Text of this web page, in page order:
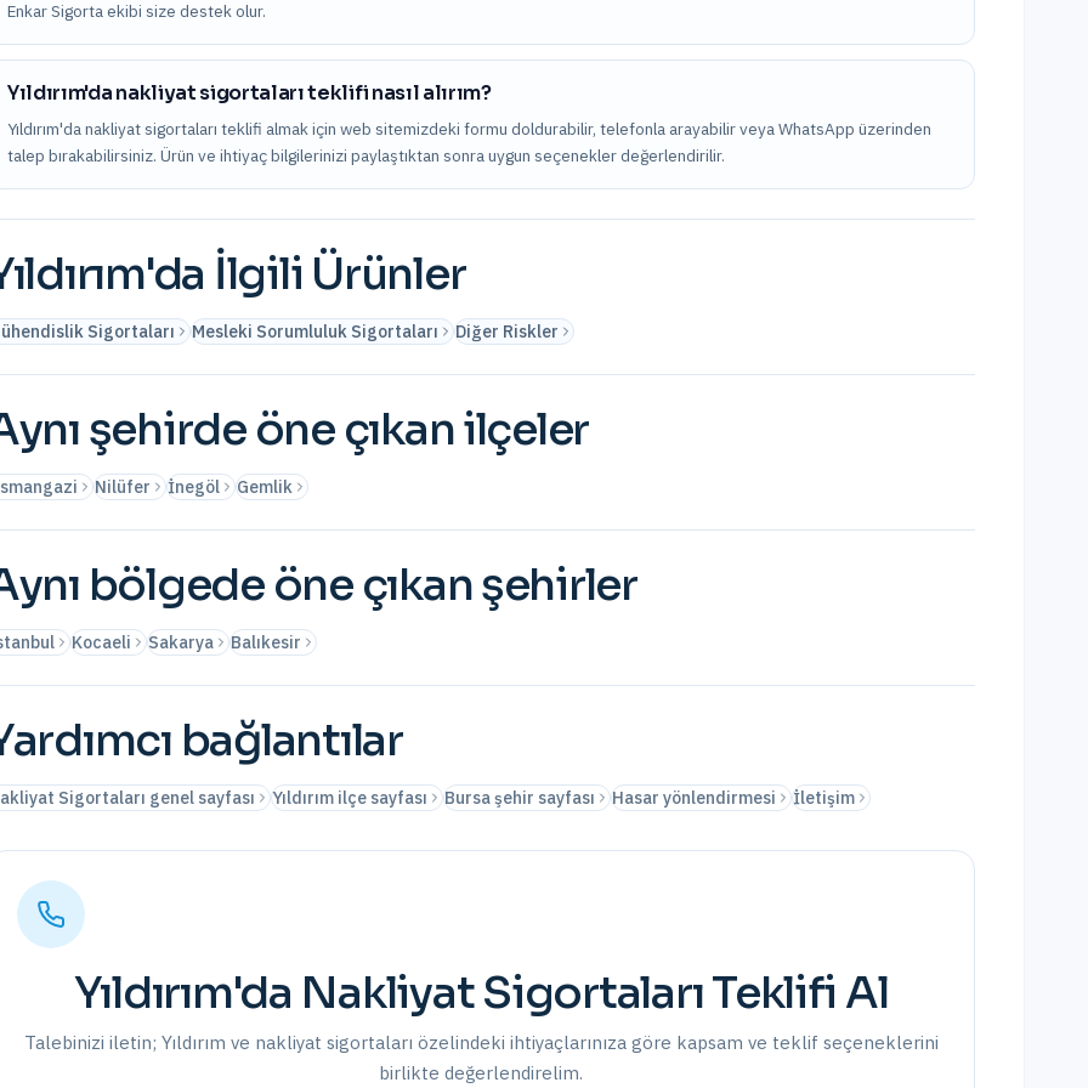
Enkar Sigorta ekibi size destek olur.
Yıldırım'da nakliyat sigortaları teklifi nasıl alırım?
Yıldırım'da nakliyat sigortaları teklifi almak için web sitemizdeki formu doldurabilir, telefonla arayabilir veya WhatsApp üzerinden
talep bırakabilirsiniz. Ürün ve ihtiyaç bilgilerinizi paylaştıktan sonra uygun seçenekler değerlendirilir.
'da İlgili Ürünler
Sigortaları Mesleki Sorumluluk Sigortaları Diğer Riskler
şehirde öne çıkan ilçeler
Nilüfer İnegöl Gemlik
bölgede öne çıkan şehirler
Kocaeli Sakarya Balıkesir
bağlantılar
Sigortaları genel sayfası Yıldırım ilçe sayfası Bursa şehir sayfası Hasar yönlendirmesi İletişim
Yıldırım'da Nakliyat SigortalarıTeklifi Al
Talebinizi iletin; Yıldırım ve nakliyat sigortaları özelindeki ihtiyaçlarınıza göre kapsam ve teklif seçeneklerini
birlikte değerlendirelim.